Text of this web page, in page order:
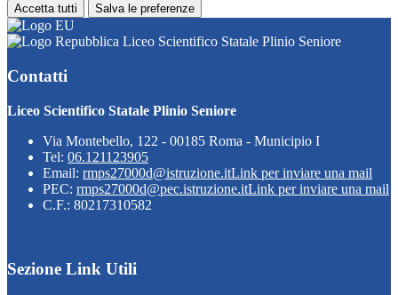
Accetta tutti Salva le preferenze
Liceo Scientifico Statale Plinio Seniore
Contatti
Liceo Scientifico Statale Plinio Seniore
Via Montebello, 122 - 00185 Roma - Municipio I
Tel: 06.121123905
Email: rmps27000d@istruzione.itLink per inviare una mail
PEC: rmps27000d@pec.istruzione.itLink per inviare una mail
C.F.: 80217310582
Sezione Link Utili